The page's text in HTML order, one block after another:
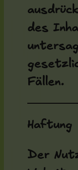
des
Fällen.
Haftung
Der